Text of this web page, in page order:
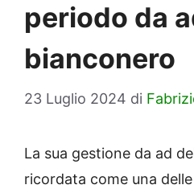
periodo da
bianconero
23 Luglio 2024 di
La sua gestione da ad
ricordata come una